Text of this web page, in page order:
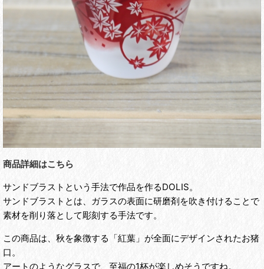
商品詳細はこちら
サンドブラストという手法で作品を作るDOLIS。
サンドブラストとは、ガラスの表面に研磨剤を吹き付けることで
素材を削り落として彫刻する手法です。
この商品は、秋を象徴する「紅葉」が全面にデザインされたお猪
口。
アートのようなグラスで、至福の1杯が楽しめそうですね。